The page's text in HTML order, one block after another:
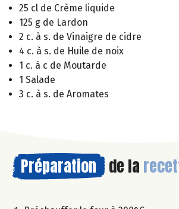
25 cl de Crème liquide
125 g de Lardon
2 c. à s. de Vinaigre de cidre
4 c. à s. de Huile de noix
1 c. à c de Moutarde
1 Salade
3 c. à s. de Aromates
Préparation de la